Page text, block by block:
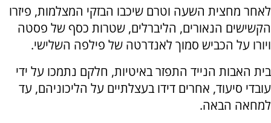
לאחר מחצית השעה וטרם שיכבו הבזקי המצלמות, פיזרו
הקשישים הנאורים, הליברלים, שטרות כסף של פסטה
ויורו על הכביש סמוך לאנדרטה של פילפה השלישי.
בית האבות הנייד התפזר באיטיות, חלקם נתמכו על ידי
עובדי סיעוד, אחרים דידו בעצלתיים על הליכוניהם, עד
למחאה הבאה.